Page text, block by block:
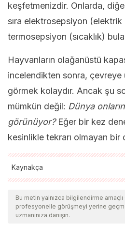
keşfetmenizdir. Onlarda,
sıra elektrosepsiyon (elektrik
termosepsiyon (sıcaklık)
Hayvanların olağanüstü
incelendikten sonra, çevreye
görmek kolaydır. Ancak şu
mümkün değil: Dünya
görünüyor?Eğer bir kez
kesinlikle tekrarı olmayan bir
Kaynakça
Tüm alıntı yapılan kaynaklar,
güncelliklerini ve geçerliliklerini
tarafından derinlemesine incelendi.
Bu metin yalnızca bilgilendirme
profesyonelle görüşmeyi yerine
uzmanınıza danışın.